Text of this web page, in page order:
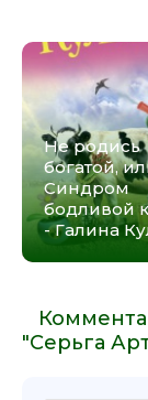
Не родись
богатой,
Синдром
бодливой
- Галина
"Серьга